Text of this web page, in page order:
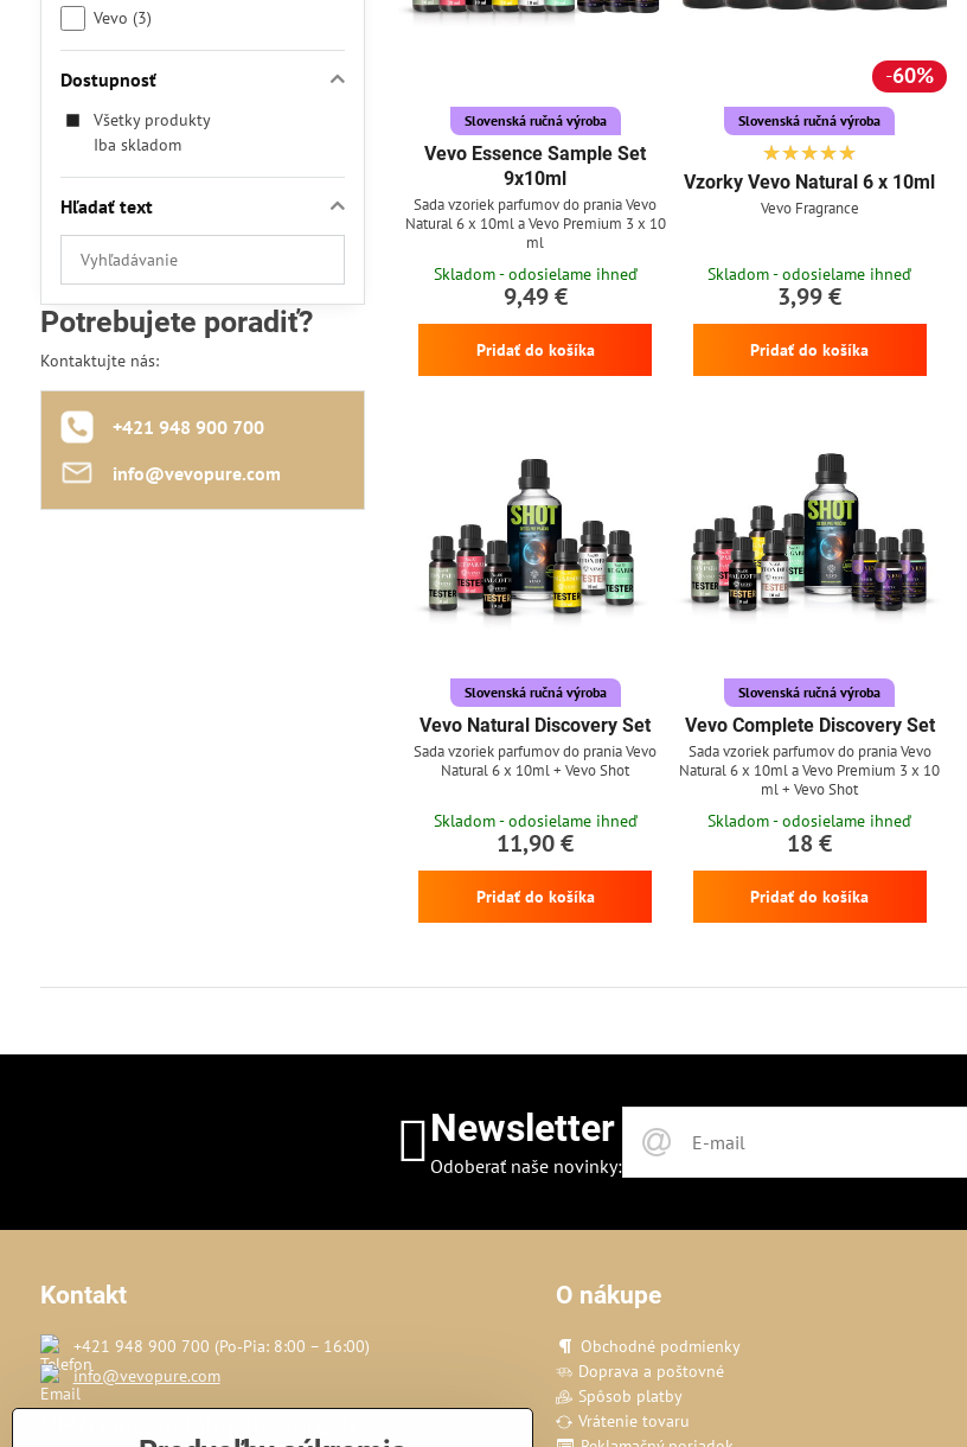
Slovenská ručná výroba
Vevo Essence Sample Set
9x10ml
Sada vzoriek parfumov do prania Vevo
Natural 6 x 10ml a Vevo Premium 3 x 10
ml
Skladom - odosielame ihneď
9,49 €
Pridať do košíka
60%
Slovenská ručná výroba
Vzorky Vevo Natural 6 x 10ml
Vevo Fragrance
Skladom - odosielame ihneď
3,99 €
Pridať do košíka
Slovenská ručná výroba
Vevo Natural Discovery Set
Sada vzoriek parfumov do prania Vevo
Natural 6 x 10ml + Vevo Shot
Skladom - odosielame ihneď
11,90 €
Pridať do košíka
Slovenská ručná výroba
Vevo Complete Discovery Set
Sada vzoriek parfumov do prania Vevo
Natural 6 x 10ml a Vevo Premium 3 x 10
ml + Vevo Shot
Skladom - odosielame ihneď
18 €
Pridať do košíka
Vevo (3)
Dostupnosť
Všetky produkty
Iba skladom
Hľadať text
Prehľadať
výsledky
filtra
fulltextom
Potrebujete poradiť?
Kontaktujte nás:
+421 948 900 700
info​@vevopure​.com
Newsletter
Odoberať naše novinky:
Kontakt
+421 948 900 700 (Po‑Pia: 8:00 – 16:00)
info@vevopure.com
O nákupe
Obchodné podmienky
Doprava a poštovné
Spôsob platby
Vrátenie tovaru